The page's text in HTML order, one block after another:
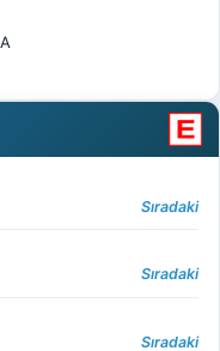
Sıradaki
Sıradaki
Sıradaki